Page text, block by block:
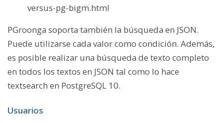
versus-pg-bigm.html
PGroonga soporta también la búsqueda en JSON.
Puede utilizarse cada valor como condición. Además,
es posible realizar una búsqueda de texto completo
en todos los textos en JSON tal como lo hace
textsearch en PostgreSQL 10.
Usuarios